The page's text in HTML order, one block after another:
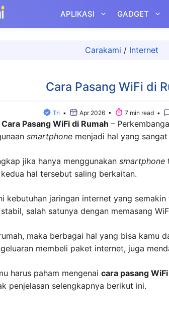
APLIKASI GADGET
Carakami / Internet
Cara Pasang WiFi di
Tri • Apr 2026 • 7 min read •
Cara Pasang WiFi di Rumah –
smartphone menjadi hal yang
jika hanya menggunakan smartphone
hal tersebut saling berkaitan.
kebutuhan jaringan internet yang
salah satunya dengan memasang
maka berbagai hal yang bisa kamu
membeli paket internet, juga
harus paham mengenai cara pasang
penjelasan selengkapnya berikut ini.